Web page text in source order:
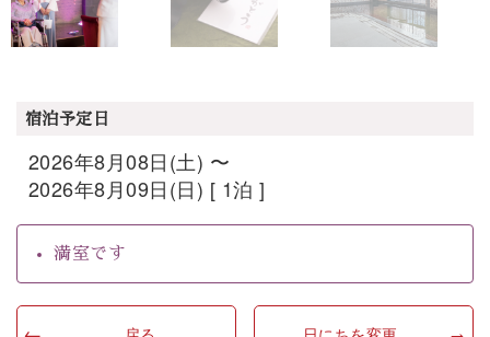
宿泊予定日
2026年8月08日(土) 〜
2026年8月09日(日) [ 1泊 ]
満室です